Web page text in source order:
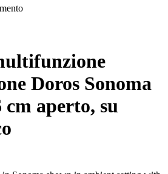
Doros Sonoma
cm aperto, su